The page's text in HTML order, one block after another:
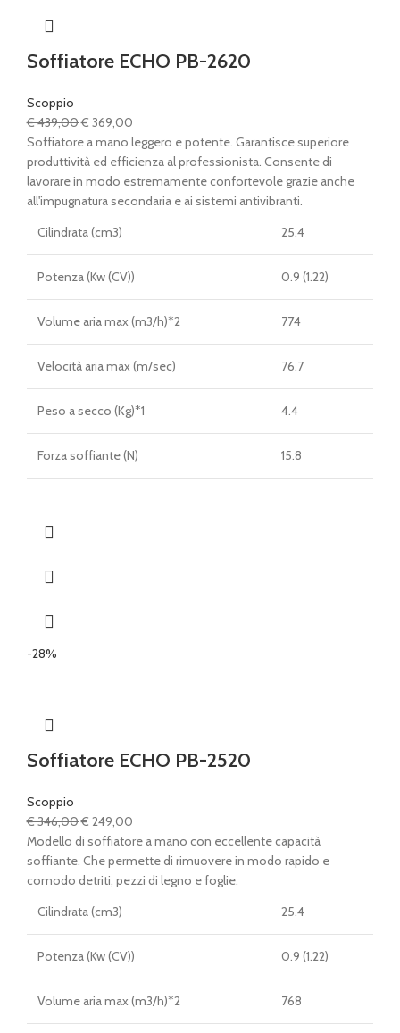
Soffiatore ECHO PB-2620
Scoppio
€439,00Il
prezzo
originale
era:
€ 439,00.
€ 369,00
prezzo
attuale
è:
€ 369,00.
Soffiatore a mano leggero e potente. Garantisce superiore
produttività ed efficienza al professionista. Consente di
lavorare in modo estremamente confortevole grazie anche
all'impugnatura secondaria e ai sistemi antivibranti.
Cilindrata (cm3)
25.4
Potenza (Kw (CV)) 0.9 (1.22)
Volume aria max (m3/h)*2 774
Velocità aria max (m/sec) 76.7
Peso a secco (Kg)*1 4.4
Forza soffiante (N) 15.8
-28%
Soffiatore ECHO PB-2520
Scoppio
€346,00Il
prezzo
originale
era:
€ 249,00
prezzo
attuale
è:
Modello di soffiatore a mano con eccellente capacità
soffiante. Che permette di rimuovere in modo rapido e
comodo detriti, pezzi di legno e foglie.
Cilindrata (cm3)
25.4
Potenza (Kw (CV)) 0.9 (1.22)
Volume aria max (m3/h)*2 768